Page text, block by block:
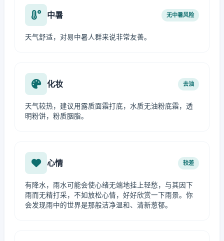
中暑 无中暑风险
天气舒适，对易中暑人群来说非常友善。
化妆 去油
天气较热，建议用露质面霜打底，水质无油粉底霜，透
明粉饼，粉质胭脂。
心情 较差
有降水，雨水可能会使心绪无端地挂上轻愁，与其因下
雨而无精打采，不如放松心情，好好欣赏一下雨景。你
会发现雨中的世界是那般洁净温和、清新葱郁。